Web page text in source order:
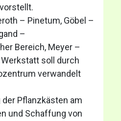
– Pinetum, Göbel –
–
Bereich, Meyer –
soll durch
verwandelt
der Pflanzkästen am
und Schaffung von